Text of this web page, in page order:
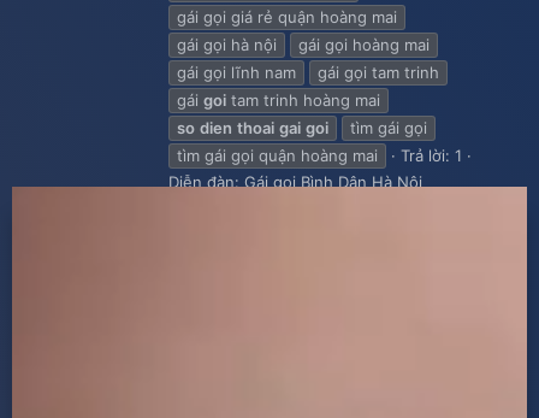
gái gọi giá rẻ quận hoàng mai
gái gọi hà nội
gái gọi hoàng mai
gái gọi lĩnh nam
gái gọi tam trinh
gái goi tam trinh hoàng mai
so dien thoai gai goi
tìm gái gọi
tìm gái gọi quận hoàng mai
Trả lời: 1
Diễn đàn: Gái gọi Bình Dân Hà Nội